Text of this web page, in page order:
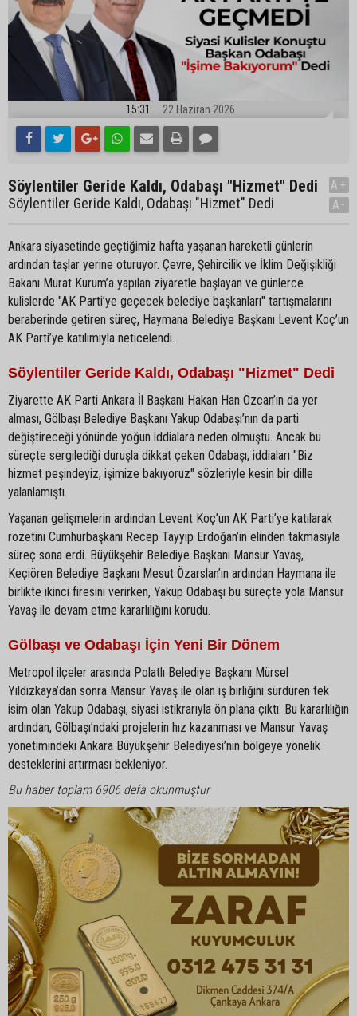
15:31 22 Haziran 2026
Söylentiler Geride Kaldı, Odabaşı "Hizmet" Dedi
Söylentiler Geride Kaldı, Odabaşı "Hizmet" Dedi
A+
A-
Ankara siyasetinde geçtiğimiz hafta yaşanan hareketli günlerin
ardından taşlar yerine oturuyor. Çevre, Şehircilik ve İklim Değişikliği
Bakanı Murat Kurum’a yapılan ziyaretle başlayan ve günlerce
kulislerde "AK Parti’ye geçecek belediye başkanları" tartışmalarını
beraberinde getiren süreç, Haymana Belediye Başkanı Levent Koç’un
AK Parti’ye katılımıyla neticelendi.
Söylentiler Geride Kaldı, Odabaşı "Hizmet" Dedi
Ziyarette AK Parti Ankara İl Başkanı Hakan Han Özcan’ın da yer
alması, Gölbaşı Belediye Başkanı Yakup Odabaşı’nın da parti
değiştireceği yönünde yoğun iddialara neden olmuştu. Ancak bu
süreçte sergilediği duruşla dikkat çeken Odabaşı, iddiaları "Biz
hizmet peşindeyiz, işimize bakıyoruz" sözleriyle kesin bir dille
yalanlamıştı.
Yaşanan gelişmelerin ardından Levent Koç’un AK Parti’ye katılarak
rozetini Cumhurbaşkanı Recep Tayyip Erdoğan’ın elinden takmasıyla
süreç sona erdi. Büyükşehir Belediye Başkanı Mansur Yavaş,
Keçiören Belediye Başkanı Mesut Özarslan’ın ardından Haymana ile
birlikte ikinci firesini verirken, Yakup Odabaşı bu süreçte yola Mansur
Yavaş ile devam etme kararlılığını korudu.
Gölbaşı ve Odabaşı İçin Yeni Bir Dönem
Metropol ilçeler arasında Polatlı Belediye Başkanı Mürsel
Yıldızkaya’dan sonra Mansur Yavaş ile olan iş birliğini sürdüren tek
isim olan Yakup Odabaşı, siyasi istikrarıyla ön plana çıktı. Bu kararlılığın
ardından, Gölbaşı’ndaki projelerin hız kazanması ve Mansur Yavaş
yönetimindeki Ankara Büyükşehir Belediyesi’nin bölgeye yönelik
desteklerini artırması bekleniyor.
Bu haber toplam 6906 defa okunmuştur